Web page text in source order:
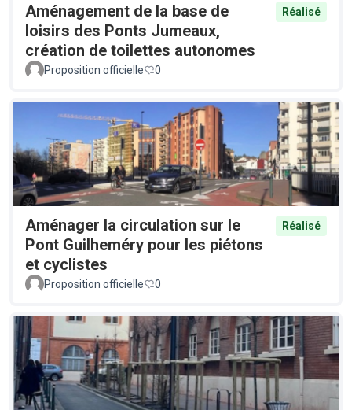
Aménagement de la base de
loisirs des Ponts Jumeaux,
création de toilettes autonomes
Réalisé
Proposition officielle 0
Aménager la circulation sur le
Pont Guilheméry pour les piétons
et cyclistes
Réalisé
Proposition officielle 0